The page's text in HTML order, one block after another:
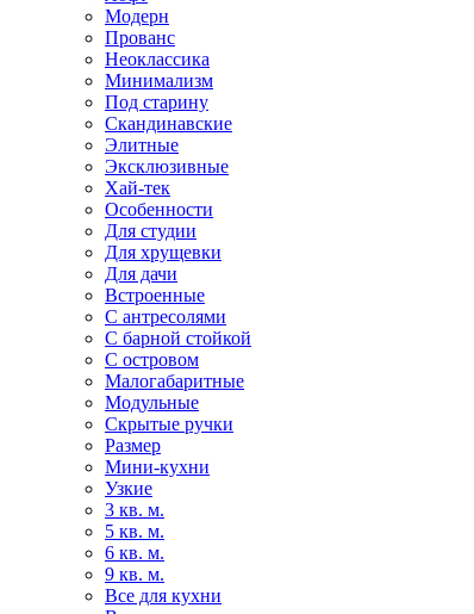
Модерн
Прованс
Неоклассика
Минимализм
Под старину
Скандинавские
Элитные
Эксклюзивные
Хай-тек
Особенности
Для студии
Для хрущевки
Для дачи
Встроенные
С антресолями
С барной стойкой
С островом
Малогабаритные
Модульные
Скрытые ручки
Размер
Мини-кухни
Узкие
3 кв. м.
5 кв. м.
6 кв. м.
9 кв. м.
Все для кухни